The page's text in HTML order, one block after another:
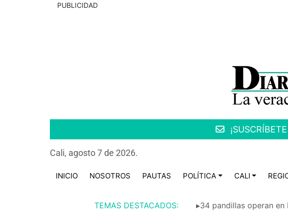
PUBLICIDAD
Cali, agosto 7 de 2026.
INICIO NOSOTROS PAUTAS POLÍTICA CALI
TEMAS DESTACADOS: ▸34 pandillas operan en